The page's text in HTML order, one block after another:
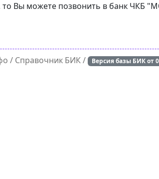
то Вы можете позвонить в банк ЧКБ
/ Справочник БИК / Версия базы БИК от